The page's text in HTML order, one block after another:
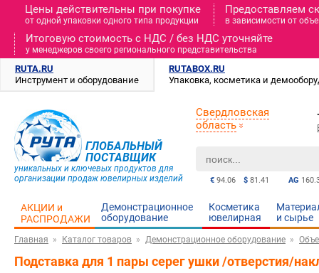
Цены действительны при покупке
от одной упаковки одного типа продукции
Предоставляем
в зависимости от
Итоговую стоимость c НДС / без НДС уточняйте
у менеджеров своего регионального представительства
RUTA.RU
Инструмент и оборудование
RUTABOX.RU
Упаковка, косметика и
ГЛОБАЛЬНЫЙ
ПОСТАВЩИК
уникальных и ключевых продуктов для
организации продаж ювелирных изделий
AG
€ 94.06 $ 81.41
Свердловская
область
АКЦИИ и
РАСПРОДАЖИ
Демонстрационное
оборудование
Косметика
ювелирная
и cырье
Главная Каталог товаров Демонстрационное оборудование
Подставка для 1 пары серег ушки /отверстия/